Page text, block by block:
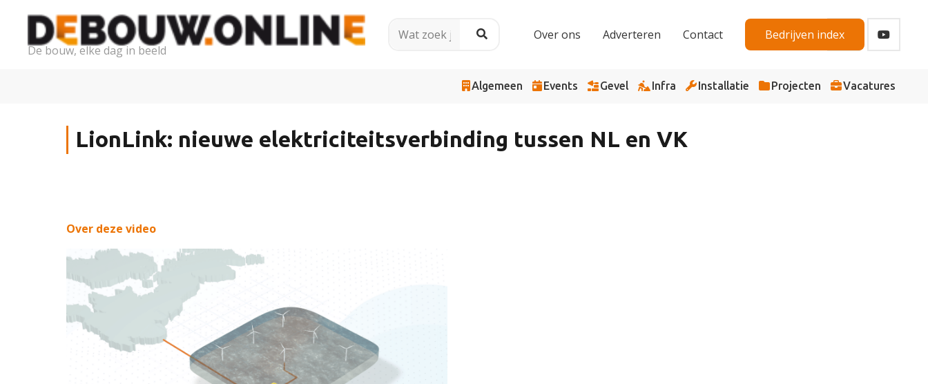
De bouw, elke dag in beeld
Over ons Adverteren Contact Bedrijven index
Algemeen Events Gevel Infra Installatie Projecten Vacatures
LionLink: nieuwe elektriciteitsverbinding tussen NL en VK
Over deze video